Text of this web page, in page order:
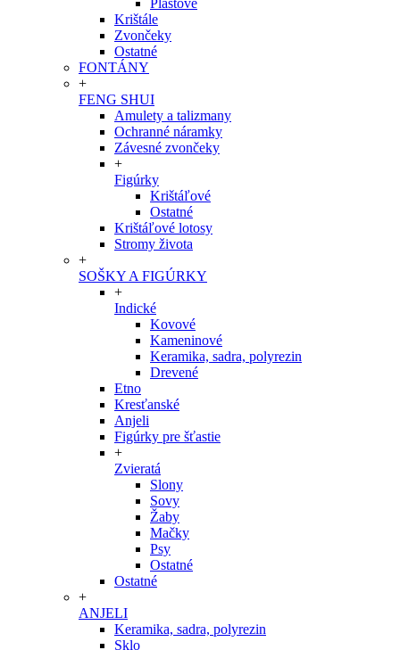
Plastové
Krištále
Zvončeky
Ostatné
FONTÁNY
+
FENG SHUI
Amulety a talizmany
Ochranné náramky
Závesné zvončeky
+
Figúrky
Krištáľové
Ostatné
Krištáľové lotosy
Stromy života
+
SOŠKY A FIGÚRKY
+
Indické
Kovové
Kameninové
Keramika, sadra, polyrezin
Drevené
Etno
Kresťanské
Anjeli
Figúrky pre šťastie
+
Zvieratá
Slony
Sovy
Žaby
Mačky
Psy
Ostatné
Ostatné
+
ANJELI
Keramika, sadra, polyrezin
Sklo